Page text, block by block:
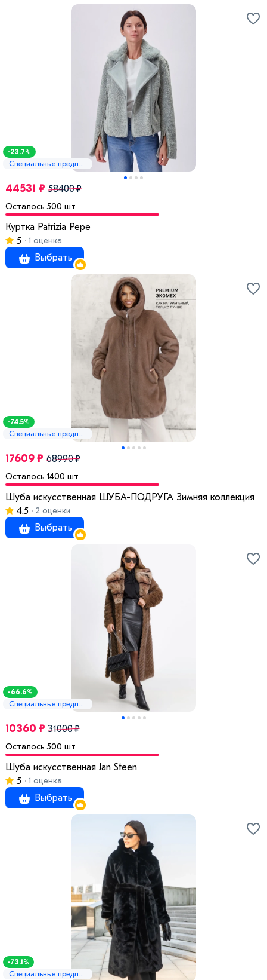
-23.7%
Специальные предложения
44531 ₽ 58400 ₽
Осталось 500 шт
Куртка Patrizia Pepe
5
1 оценка
Выбрать
-74.5%
Специальные предложения
17609 ₽ 68990 ₽
Осталось 1400 шт
Шуба искусственная ШУБА-ПОДРУГА Зимняя коллекция
4.5
2 оценки
Выбрать
-66.6%
Специальные предложения
10360 ₽ 31000 ₽
Осталось 500 шт
Шуба искусственная Jan Steen
5
1 оценка
Выбрать
-73.1%
Специальные предложения